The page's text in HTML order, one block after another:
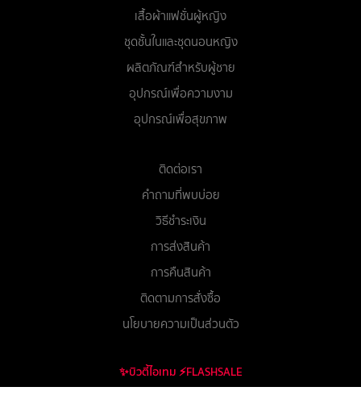
เสื้อผ้าแฟชั่นผู้หญิง
ชุดชั้นในและชุดนอนหญิง
ผลิตภัณฑ์สำหรับผู้ชาย
อุปกรณ์เพื่อความงาม
อุปกรณ์เพื่อสุขภาพ
ติดต่อเรา
คำถามที่พบบ่อย
วิธีชำระเงิน
การส่งสินค้า
การคืนสินค้า
ติดตามการสั่งซื้อ
นโยบายความเป็นส่วนตัว
✨บิวตี้ไอเทม ⚡FLASHSALE